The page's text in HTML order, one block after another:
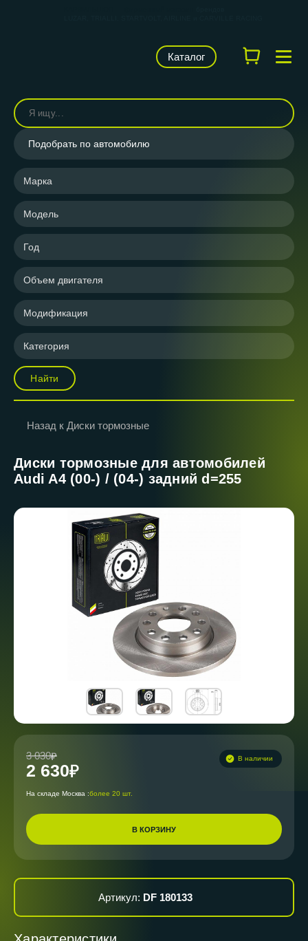
Каталог
Подобрать по автомобилю
Марка
Модель
Год
Объем двигателя
Модификация
Категория
Найти
Назад к Диски тормозные
Диски тормозные для автомобилей
Audi A4 (00-) / (04-) задний d=255
3 030
2 630
В наличии
На складе Москва :более 20 шт.
В КОРЗИНУ
Артикул: DF 180133